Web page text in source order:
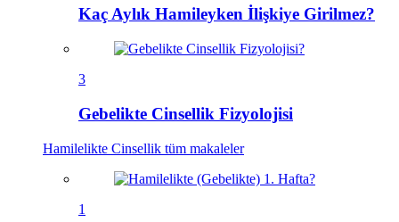
Kaç Aylık Hamileyken İlişkiye Girilmez?
3
Gebelikte Cinsellik Fizyolojisi
Hamilelikte Cinsellik tüm makaleler
1